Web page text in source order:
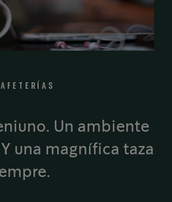
Un ambiente
una magnífica taza